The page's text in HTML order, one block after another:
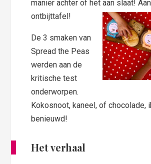
manier achter of het aan slaat!
ontbijttafel!
De 3 smaken van
Spread the Peas
werden aan de
kritische test
onderworpen.
Kokosnoot, kaneel, of chocolade,
benieuwd!
Het verhaal